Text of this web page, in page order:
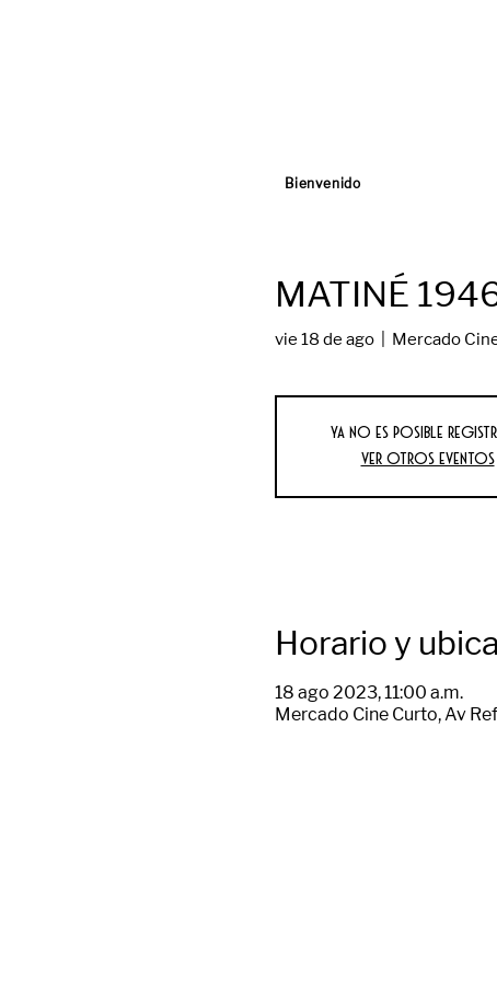
Bienvenido
MATINÉ
vie 18 de ago
  |
Mercado
Ya no es posible
Ver otros eventos
Horario y
18 ago 2023, 11:00 a.m.
Mercado Cine Curto, Av